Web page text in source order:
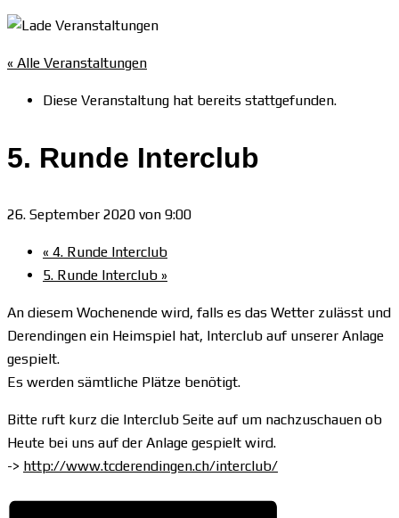
« Alle Veranstaltungen
Diese Veranstaltung hat bereits stattgefunden.
5. Runde Interclub
26. September 2020 von 9:00
« 4. Runde Interclub
5. Runde Interclub »
An diesem Wochenende wird, falls es das Wetter zulässt und
Derendingen ein Heimspiel hat, Interclub auf unserer Anlage
gespielt.
Es werden sämtliche Plätze benötigt.
Bitte ruft kurz die Interclub Seite auf um nachzuschauen ob
Heute bei uns auf der Anlage gespielt wird.
-> http://www.tcderendingen.ch/interclub/